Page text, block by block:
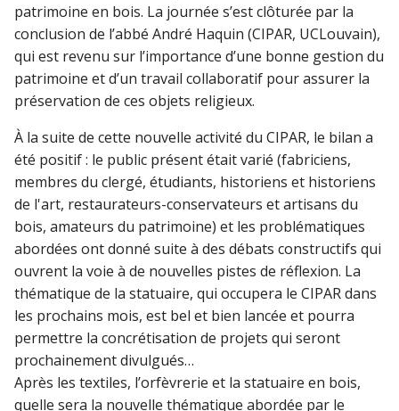
patrimoine en bois. La journée s’est clôturée par la
conclusion de l’abbé André Haquin (CIPAR, UCLouvain),
qui est revenu sur l’importance d’une bonne gestion du
patrimoine et d’un travail collaboratif pour assurer la
préservation de ces objets religieux.
À la suite de cette nouvelle activité du CIPAR, le bilan a
été positif : le public présent était varié (fabriciens,
membres du clergé, étudiants, historiens et historiens
de l'art, restaurateurs-conservateurs et artisans du
bois, amateurs du patrimoine) et les problématiques
abordées ont donné suite à des débats constructifs qui
ouvrent la voie à de nouvelles pistes de réflexion. La
thématique de la statuaire, qui occupera le CIPAR dans
les prochains mois, est bel et bien lancée et pourra
permettre la concrétisation de projets qui seront
prochainement divulgués…
Après les textiles, l’orfèvrerie et la statuaire en bois,
quelle sera la nouvelle thématique abordée par le